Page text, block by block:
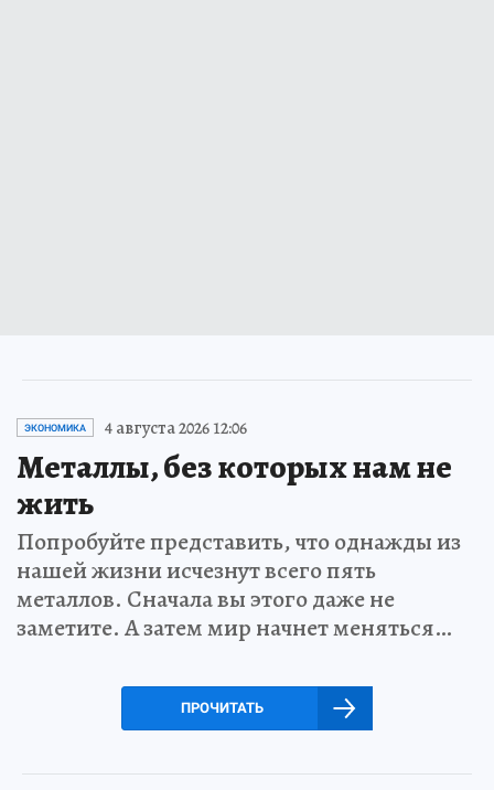
ЭКОНОМИКА 4 августа 2026 12:06
Металлы, без которых нам не
жить
Попробуйте представить, что однажды из
нашей жизни исчезнут всего пять
металлов. Сначала вы этого даже не
заметите. А затем мир начнет меняться…
ПРОЧИТАТЬ